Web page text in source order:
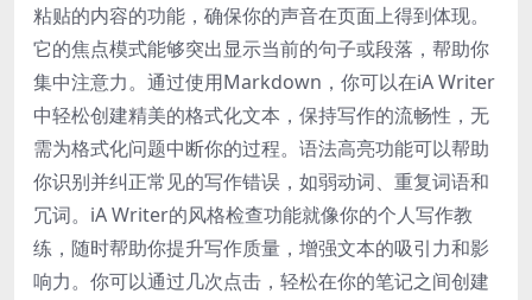
粘贴的内容的功能，确保你的声音在页面上得到体现。
它的焦点模式能够突出显示当前的句子或段落，帮助你
集中注意力。通过使用Markdown，你可以在iA Writer
中轻松创建精美的格式化文本，保持写作的流畅性，无
需为格式化问题中断你的过程。语法高亮功能可以帮助
你识别并纠正常见的写作错误，如弱动词、重复词语和
冗词。iA Writer的风格检查功能就像你的个人写作教
练，随时帮助你提升写作质量，增强文本的吸引力和影
响力。你可以通过几次点击，轻松在你的笔记之间创建